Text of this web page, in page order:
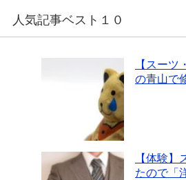
人気記事ベスト１０
【スーツ
の青山で
【体験
たので「